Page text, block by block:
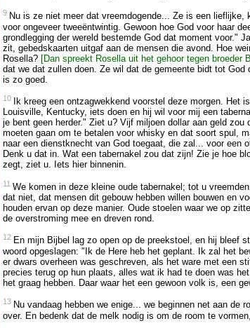
9 Nu is ze niet meer dat vreemdogende... Ze is een lieflijke,
voor ongeveer tweeëntwintig. Gewoon hoe God voor haar
grondlegging der wereld bestemde God dat moment voor."
zit, gebedskaarten uitgaf aan de mensen die avond. Hoe
Rosella? [Dan spreekt Rosella uit het gehoor tegen broeder
dat we dat zullen doen. Ze wil dat de gemeente bidt tot
is zo goed.
10
Ik kreeg een ontzagwekkend voorstel deze morgen. Het
Louisville, Kentucky, iets doen en hij wil voor mij een
je bent geen herder." Ziet u? Vijf miljoen dollar aan geld
moeten gaan om te betalen voor whisky en dat soort spul,
naar een dienstknecht van God toegaat, die zal... voor een
Denk u dat in. Wat een tabernakel zou dat zijn! Zie je hoe
zegt, ziet u. Iets hier binnenin.
11 We komen in deze kleine oude tabernakel; tot u
dat niet, dat mensen dit gebouw hebben willen bouwen en
houden ervan op deze manier. Oude stoelen waar we op
de overstroming mee en dreven rond.
12 En mijn Bijbel lag zo open op de preekstoel, en hij bleef
woord opgeslagen: "Ik de Here heb het geplant. Ik zal het
er dwars overheen was geschreven, als het ware met een
precies terug op hun plaats, alles wat ik had te doen was
het graag hebben. Daar waar het een gewoon volk is, een
13 Nu vandaag hebben we enige... we beginnen net aan
over. En bedenk dat de melk nodig is om de room te